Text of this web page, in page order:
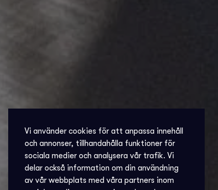
Vi använder cookies för att anpassa innehåll
och annonser, tillhandahålla funktioner för
sociala medier och analysera vår trafik. Vi
delar också information om din användning
av vår webbplats med våra partners inom